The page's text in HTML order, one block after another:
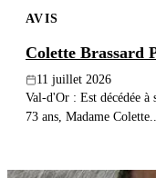
AVIS
Colette Brassard
11 juillet 2026
Val-d'Or : Est décédée
73 ans, Madame